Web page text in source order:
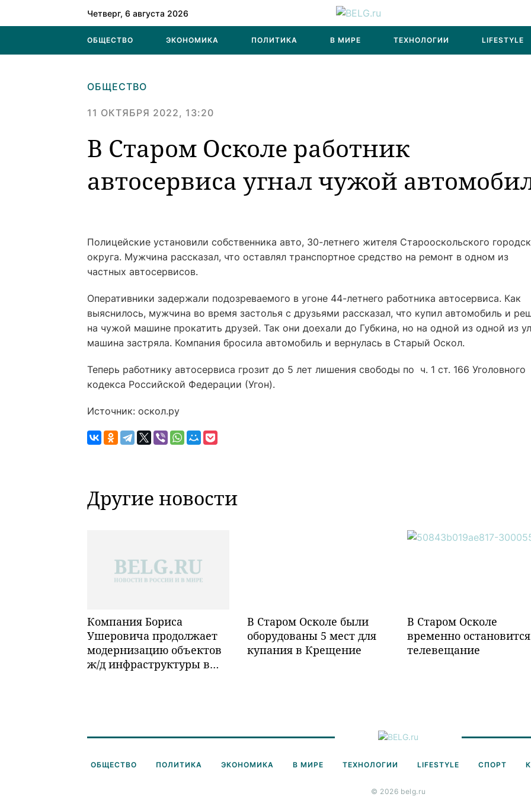
Четверг, 6 августа 2026
ОБЩЕСТВО ЭКОНОМИКА ПОЛИТИКА В МИРЕ ТЕХНОЛОГИИ LIFESTYLE
ОБЩЕСТВО
11 ОКТЯБРЯ 2022, 13:20
В Старом Осколе работник
автосервиса угнал чужой
Полицейские установили собственника авто, 30-летнего жителя Старооскольского
округа. Мужчина рассказал, что оставлял транспортное средство на ремонт в одном из
частных автосервисов.
Оперативники задержали подозреваемого в угоне 44-летнего работника автосервиса. Как
выяснилось, мужчина во время застолья с друзьями рассказал, что купил автомобиль и
на чужой машине прокатить друзей. Так они доехали до Губкина, но на одной из одной из
машина застряла. Компания бросила автомобиль и вернулась в Старый Оскол.
Теперь работнику автосервиса грозит до 5 лет лишения свободы по ч. 1 ст. 166 Уголовного
кодекса Российской Федерации (Угон).
Источник: оскол.ру
Другие новости
Компания Бориса
Ушеровича продолжает
модернизацию объектов
ж/д инфраструктуры в
В Старом Осколе были
оборудованы 5 мест для
купания в Крещение
В Старом Осколе
временно остановится
телевещание
ОБЩЕСТВО ПОЛИТИКА ЭКОНОМИКА В МИРЕ ТЕХНОЛОГИИ LIFESTYLE СПОРТ
© 2026 belg.ru